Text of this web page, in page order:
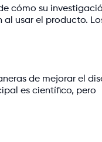
cómo su
usar el producto.
de mejorar el
es científico, pero